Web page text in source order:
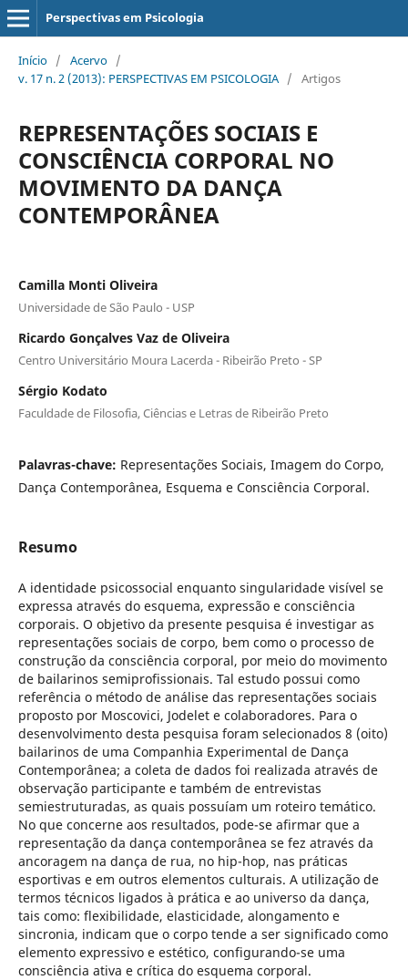
Perspectivas em Psicologia
Início / Acervo /
v. 17 n. 2 (2013): PERSPECTIVAS EM PSICOLOGIA / Artigos
REPRESENTAÇÕES SOCIAIS E
CONSCIÊNCIA CORPORAL NO
MOVIMENTO DA DANÇA
CONTEMPORÂNEA
Camilla Monti Oliveira
Universidade de São Paulo - USP
Ricardo Gonçalves Vaz de Oliveira
Centro Universitário Moura Lacerda - Ribeirão Preto - SP
Sérgio Kodato
Faculdade de Filosofia, Ciências e Letras de Ribeirão Preto
Palavras-chave: Representações Sociais, Imagem do Corpo,
Dança Contemporânea, Esquema e Consciência Corporal.
Resumo
A identidade psicossocial enquanto singularidade visível se
expressa através do esquema, expressão e consciência
corporais. O objetivo da presente pesquisa é investigar as
representações sociais de corpo, bem como o processo de
construção da consciência corporal, por meio do movimento
de bailarinos semiprofissionais. Tal estudo possui como
referência o método de análise das representações sociais
proposto por Moscovici, Jodelet e colaboradores. Para o
desenvolvimento desta pesquisa foram selecionados 8 (oito)
bailarinos de uma Companhia Experimental de Dança
Contemporânea; a coleta de dados foi realizada através de
observação participante e também de entrevistas
semiestruturadas, as quais possuíam um roteiro temático.
No que concerne aos resultados, pode-se afirmar que a
representação da dança contemporânea se fez através da
ancoragem na dança de rua, no hip-hop, nas práticas
esportivas e em outros elementos culturais. A utilização de
termos técnicos ligados à prática e ao universo da dança,
tais como: flexibilidade, elasticidade, alongamento e
sincronia, indicam que o corpo tende a ser significado como
elemento expressivo e estético, configurando-se uma
consciência ativa e crítica do esquema corporal.